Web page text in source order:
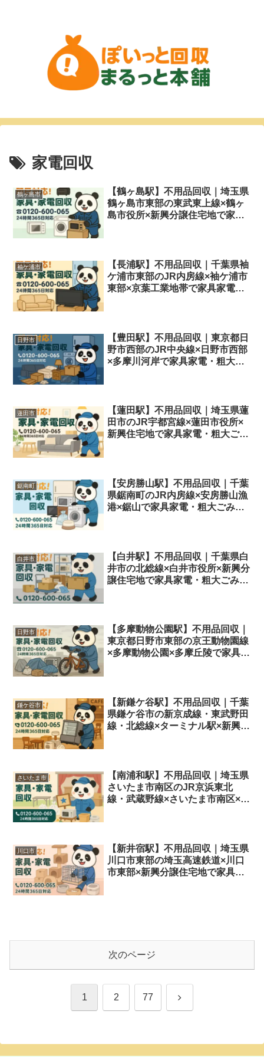
家電回収
鶴ヶ島市
【鶴ヶ島駅】不用品回収｜埼玉県
鶴ヶ島市東部の東武東上線×鶴ヶ
島市役所×新興分譲住宅地で家具
袖ケ浦市
【長浦駅】不用品回収｜千葉県袖
ケ浦市東部のJR内房線×袖ケ浦市
東部×京葉工業地帯で家具家電・
日野市
【豊田駅】不用品回収｜東京都日
野市西部のJR中央線×日野市西部
×多摩川河岸で家具家電・粗大ご
蓮田市
【蓮田駅】不用品回収｜埼玉県蓮
田市のJR宇都宮線×蓮田市役所×
新興住宅地で家具家電・粗大ごみ
鋸南町
【安房勝山駅】不用品回収｜千葉
県鋸南町のJR内房線×安房勝山漁
港×鋸山で家具家電・粗大ごみを
白井市
【白井駅】不用品回収｜千葉県白
井市の北総線×白井市役所×新興分
譲住宅地で家具家電・粗大ごみを
日野市
【多摩動物公園駅】不用品回収｜
東京都日野市東部の京王動物園線
×多摩動物公園×多摩丘陵で家具家
鎌ケ谷市
【新鎌ケ谷駅】不用品回収｜千葉
県鎌ケ谷市の新京成線・東武野田
線・北総線×ターミナル駅×新興住
さいたま市
【南浦和駅】不用品回収｜埼玉県
さいたま市南区のJR京浜東北
線・武蔵野線×さいたま市南区×文
川口市
【新井宿駅】不用品回収｜埼玉県
川口市東部の埼玉高速鉄道×川口
市東部×新興分譲住宅地で家具家
次のページ
1 2 77 次